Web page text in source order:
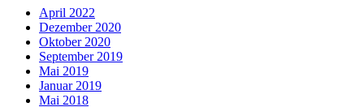
April 2022
Dezember 2020
Oktober 2020
September 2019
Mai 2019
Januar 2019
Mai 2018